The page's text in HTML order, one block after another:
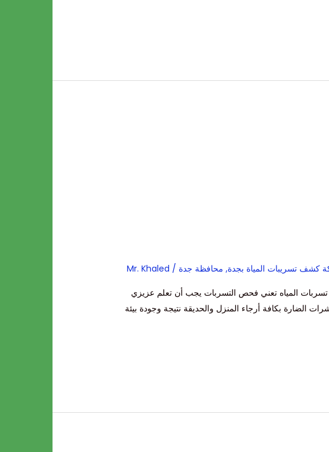
كشف تسريبات المياة بجدة, محافظة جدة /
Mr. Khaled
تسربات المياه تعني فحص التسربات يجب أن تعلم عزيزي
الضارة بكافة أرجاء المنزل والحديقة نتيجة وجودة بيئة